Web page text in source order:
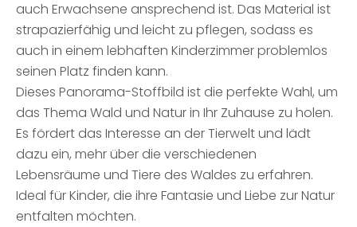
auch Erwachsene ansprechend ist. Das Material ist
strapazierfähig und leicht zu pflegen, sodass es
auch in einem lebhaften Kinderzimmer problemlos
seinen Platz finden kann.
Dieses Panorama-Stoffbild ist die perfekte Wahl, um
das Thema Wald und Natur in Ihr Zuhause zu holen.
Es fördert das Interesse an der Tierwelt und lädt
dazu ein, mehr über die verschiedenen
Lebensräume und Tiere des Waldes zu erfahren.
Ideal für Kinder, die ihre Fantasie und Liebe zur Natur
entfalten möchten.